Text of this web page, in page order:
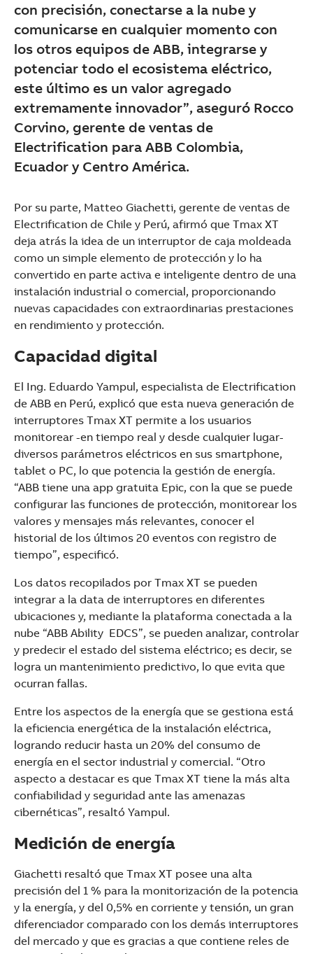
See more products
Shopping list preview
con precisión, conectarse a la nube y
comunicarse en cualquier momento con
los otros equipos de ABB, integrarse y
potenciar todo el ecosistema eléctrico,
este último es un valor agregado
extremamente innovador”, aseguró Rocco
Corvino, gerente de ventas de
Electrification para ABB Colombia,
Ecuador y Centro América.
Por su parte, Matteo Giachetti, gerente de ventas de
Electrification de Chile y Perú, afirmó que Tmax XT
deja atrás la idea de un interruptor de caja moldeada
como un simple elemento de protección y lo ha
convertido en parte activa e inteligente dentro de una
instalación industrial o comercial, proporcionando
nuevas capacidades con extraordinarias prestaciones
en rendimiento y protección.
Capacidad digital
El Ing. Eduardo Yampul, especialista de Electrification
de ABB en Perú, explicó que esta nueva generación de
interruptores Tmax XT permite a los usuarios
monitorear -en tiempo real y desde cualquier lugar-
diversos parámetros eléctricos en sus smartphone,
tablet o PC, lo que potencia la gestión de energía.
“ABB tiene una app gratuita Epic, con la que se puede
configurar las funciones de protección, monitorear los
valores y mensajes más relevantes, conocer el
historial de los últimos 20 eventos con registro de
tiempo”, especificó.
Los datos recopilados por Tmax XT se pueden
integrar a la data de interruptores en diferentes
ubicaciones y, mediante la plataforma conectada a la
nube “ABB Ability EDCS”, se pueden analizar, controlar
y predecir el estado del sistema eléctrico; es decir, se
logra un mantenimiento predictivo, lo que evita que
ocurran fallas.
Entre los aspectos de la energía que se gestiona está
la eficiencia energética de la instalación eléctrica,
logrando reducir hasta un 20% del consumo de
energía en el sector industrial y comercial. “Otro
aspecto a destacar es que Tmax XT tiene la más alta
confiabilidad y seguridad ante las amenazas
cibernéticas”, resaltó Yampul.
Medición de energía
Giachetti resaltó que Tmax XT posee una alta
precisión del 1 % para la monitorización de la potencia
y la energía, y del 0,5% en corriente y tensión, un gran
diferenciador comparado con los demás interruptores
del mercado y que es gracias a que contiene reles de